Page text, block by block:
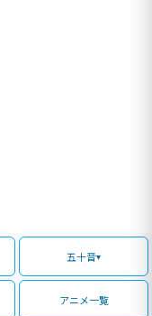
五十音
アニメ一覧